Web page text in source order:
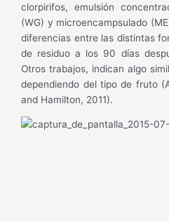
clorpirifos, emulsión
(WG) y microencampsulado
diferencias entre las distintas
de residuo a los 90 días
Otros trabajos, indican algo
dependiendo del tipo de fruto
and Hamilton, 2011).